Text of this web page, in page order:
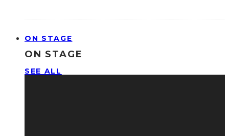
ON STAGE
ON STAGE
SEE ALL